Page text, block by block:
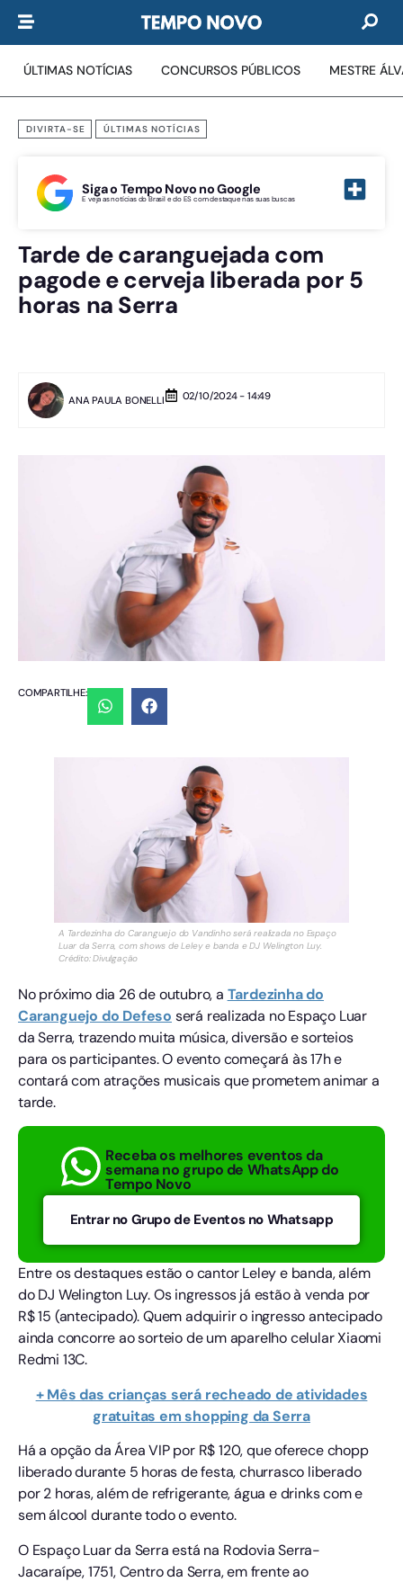
ÚLTIMAS NOTÍCIAS CONCURSOS PÚBLICOS MESTRE
DIVIRTA-SE ÚLTIMAS NOTÍCIAS
Siga o Tempo Novo no Google
E veja as notícias do Brasil e do ES com destaque nas suas buscas
Tarde de caranguejada com
pagode e cerveja liberada por 5
horas na Serra
ANA PAULA BONELLI 02/10/2024 - 14:49
COMPARTILHE:
A Tardezinha do Caranguejo do Vandinho será realizada no Espaço
Luar da Serra, com shows de Leley e banda e DJ Welington Luy.
Crédito: Divulgação
No próximo dia 26 de outubro, a Tardezinha do
Caranguejo do Defeso será realizada no Espaço Luar
da Serra, trazendo muita música, diversão e sorteios
para os participantes. O evento começará às 17h e
contará com atrações musicais que prometem animar a
tarde.
Receba os melhores eventos da
semana no grupo de WhatsApp do
Tempo Novo
Entrar no Grupo de Eventos no Whatsapp
Entre os destaques estão o cantor Leley e banda, além
do DJ Welington Luy. Os ingressos já estão à venda por
R$ 15 (antecipado). Quem adquirir o ingresso antecipado
ainda concorre ao sorteio de um aparelho celular Xiaomi
Redmi 13C.
+ Mês das crianças será recheado de atividades
gratuitas em shopping da Serra
Há a opção da Área VIP por R$ 120, que oferece chopp
liberado durante 5 horas de festa, churrasco liberado
por 2 horas, além de refrigerante, água e drinks com e
sem álcool durante todo o evento.
O Espaço Luar da Serra está na Rodovia Serra-
Jacaraípe, 1751, Centro da Serra, em frente ao